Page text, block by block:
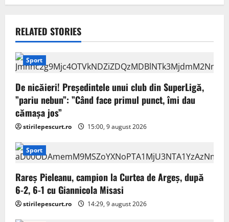
v
i
g
a
t
i
o
n
RELATED STORIES
Sport
De nicăieri! Președintele unui club din SuperLigă,
”pariu nebun”: ”Când face primul punct, îmi dau
cămașa jos”
stirilepescurt.ro 15:00, 9 august 2026
Sport
Rareș Pieleanu, campion la Curtea de Argeș, după
6-2, 6-1 cu Giannicola Misasi
stirilepescurt.ro 14:29, 9 august 2026